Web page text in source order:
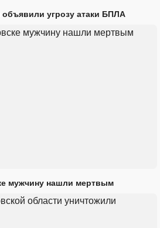
угрозу атаки БПЛА
мужчину нашли мертвым